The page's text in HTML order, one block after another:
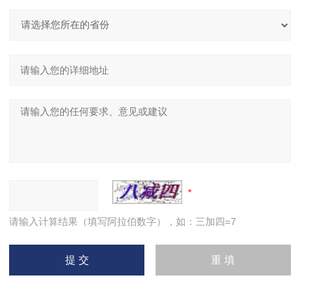
请输入计算结果（填写阿拉伯数字），如：三加四=7